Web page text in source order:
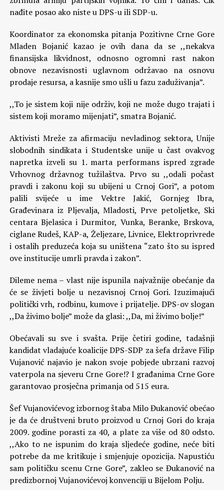
nađite posao ako niste u DPS-u ili SDP-u.
Koordinator za ekonomska pitanja Pozitivne Crne Gore
Mladen Bojanić kazao je ovih dana da se ,,nekakva
finansijska likvidnost, odnosno ogromni rast nakon
obnove nezavisnosti uglavnom održavao na osnovu
prodaje resursa, a kasnije smo ušli u fazu zaduživanja”.
,,To je sistem koji nije održiv, koji ne može dugo trajati i
sistem koji moramo mijenjati”, smatra Bojanić.
Aktivisti Mreže za afirmaciju nevladinog sektora, Unije
slobodnih sindikata i Studentske unije u čast ovakvog
napretka izveli su 1. marta performans ispred zgrade
Vrhovnog državnog tužilaštva. Prvo su ,,odali počast
pravdi i zakonu koji su ubijeni u Crnoj Gori”, a potom
palili svijeće u ime Vektre Jakić, Gornjeg Ibra,
Građevinara iz Pljevalja, Mladosti, Prve petoljetke, Ski
centara Bjelasica i Durmitor, Vunka, Beranke, Brskova,
ciglane Rudeš, KAP-a, Željezare, Livnice, Elektroprivrede
i ostalih preduzeća koja su uništena “zato što su ispred
ove institucije umrli pravda i zakon”.
Dileme nema – vlast nije ispunila najvažnije obećanje da
će se živjeti bolje u nezavisnoj Crnoj Gori. Izuzimajući
politički vrh, rodbinu, kumove i prijatelje. DPS-ov slogan
,,Da živimo bolje” može da glasi: ,,Da, mi živimo bolje!”
Obećavali su sve i svašta. Prije četiri godine, tadašnji
kandidat vladajuće koalicije DPS-SDP za šefa države Filip
Vujanović najavio je nakon svoje pobjede ubrzani razvoj
vaterpola na sjeveru Crne Gore!? I građanima Crne Gore
garantovao prosječna primanja od 515 eura.
Šef Vujanovićevog izbornog štaba Milo Đukanović obećao
je da će društveni bruto proizvod u Crnoj Gori do kraja
2009. godine porasti za 40, a plate za više od 80 odsto.
,,Ako to ne ispunim do kraja sljedeće godine, neće biti
potrebe da me kritikuje i smjenjuje opozicija. Napustiću
sam političku scenu Crne Gore”, zakleo se Đukanović na
predizbornoj Vujanovićevoj konvenciji u Bijelom Polju.